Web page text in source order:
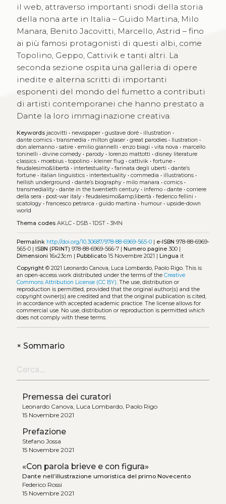
il web, attraverso importanti snodi della storia
della nona arte in Italia – Guido Martina, Milo
Manara, Benito Jacovitti, Marcello, Astrid – fino
ai più famosi protagonisti di questi albi, come
Topolino, Geppo, Cattivik e tanti altri. La
seconda sezione ospita una galleria di opere
inedite e alterna scritti di importanti
esponenti del mondo del fumetto a contributi
di artisti contemporanei che hanno prestato a
Dante la loro immaginazione creativa.
Keywords jacovitti • newspaper• gustave doré• illustration •
dante comics• transmedia • milton glaser• great parodies• llustration •
don alemanno• satire• emilio giannelli • enzo biagi • vita nova • marcello
toninelli • divine comedy• parody• lorenzo mattotti • disney literature
classics• moebius• topolino• kleiner flug • cattivik• fortune•
feudalesimo&libertà • intertestuality• farinata degli uberti • dante’s
fortune• italian linguistics• intertextuality• commedia • illustrations•
hellish underground • dante’s biography• milo manara • comics•
transmediality• dante in the twentieth century• inferno• dante• corriere
della sera • post-war italy• feudalesimo&amp;libertà • federico fellini •
scatology• francesco petrarca • guido martina • humour• upside-down
world
Thema codes AKLC• DSB• 1DST• 3MN
Permalink http://doi.org/10.30687/978-88-6969-565-0| e-ISBN 978-88-6969-
565-0 | ISBN (PRINT) 978-88-6969-566-7 | Numero pagine300 |
Dimensioni16x23cm | Pubblicato15 Novembre 2021 | Lingua it
Copyright© 2021 Leonardo Canova, Luca Lombardo, Paolo Rigo. This is
an open-access work distributed under the terms of the Creative
Commons Attribution License (CC BY). The use, distribution or
reproduction is permitted, provided that the original author(s) and the
copyright owner(s) are credited and that the original publication is cited,
in accordance with accepted academic practice. The license allows for
commercial use. No use, distribution or reproduction is permitted which
does not comply with these terms.
+Sommario
Premessa dei curatori
Leonardo Canova, Luca Lombardo, Paolo Rigo
15 Novembre 2021
Prefazione
Stefano Jossa
15 Novembre 2021
«Con parola brieve e con figura»
Dante nell’illustrazione umoristica del primo Novecento
Federico Rossi
15 Novembre 2021